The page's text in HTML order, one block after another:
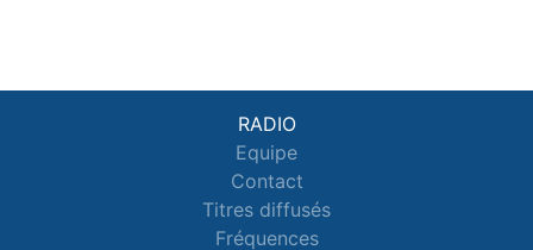
RADIO
Equipe
Contact
Titres diffusés
Fréquences